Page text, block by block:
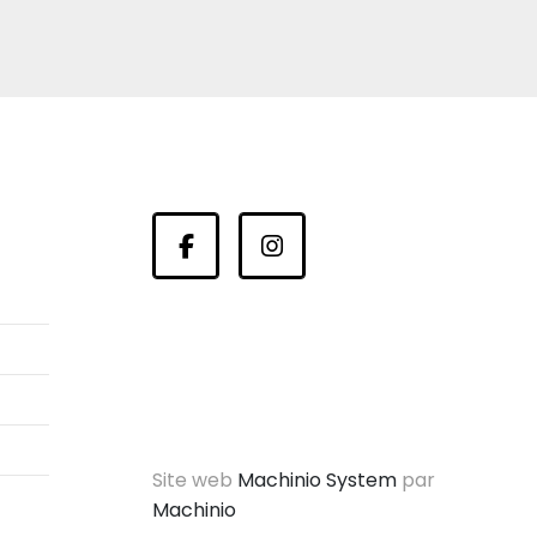
facebookinstagram
Site web Machinio System par
Machinio